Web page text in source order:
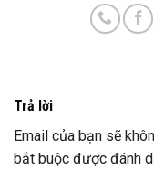
Trả lời
Email của bạn sẽ
bắt buộc được đánh